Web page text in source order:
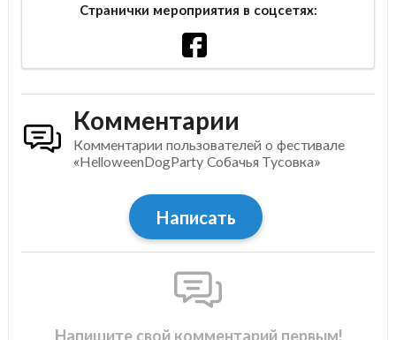
Странички мероприятия в соцсетях:
Комментарии
Комментарии пользователей о фестивале
«HelloweenDogParty Собачья Тусовка»
Написать
Напишите свой комментарий первым!